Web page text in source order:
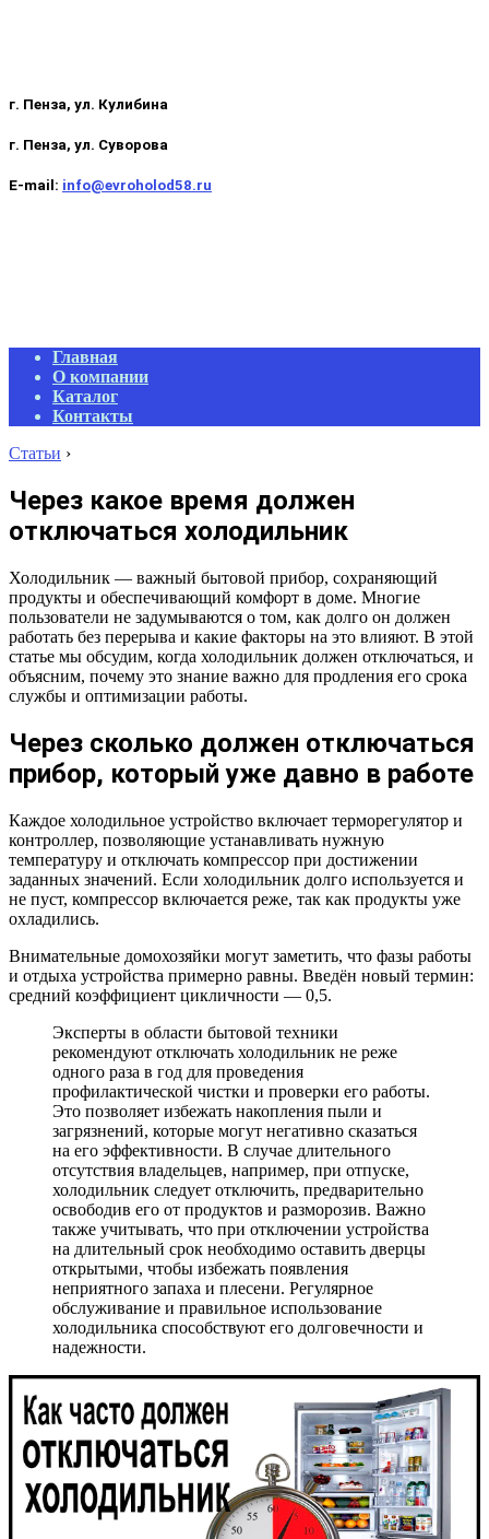
г. Пенза, ул. Кулибина
г. Пенза, ул. Суворова
E-mail: info@evroholod58.ru
Primary
Navigation
Menu
Главная
О компании
Каталог
Контакты
Статьи ›
Через какое время должен
отключаться холодильник
Холодильник — важный бытовой прибор, сохраняющий
продукты и обеспечивающий комфорт в доме. Многие
пользователи не задумываются о том, как долго он должен
работать без перерыва и какие факторы на это влияют. В этой
статье мы обсудим, когда холодильник должен отключаться, и
объясним, почему это знание важно для продления его срока
службы и оптимизации работы.
Через сколько должен отключаться
прибор, который уже давно в работе
Каждое холодильное устройство включает терморегулятор и
контроллер, позволяющие устанавливать нужную
температуру и отключать компрессор при достижении
заданных значений. Если холодильник долго используется и
не пуст, компрессор включается реже, так как продукты уже
охладились.
Внимательные домохозяйки могут заметить, что фазы работы
и отдыха устройства примерно равны. Введён новый термин:
средний коэффициент цикличности — 0,5.
Эксперты в области бытовой техники
рекомендуют отключать холодильник не реже
одного раза в год для проведения
профилактической чистки и проверки его работы.
Это позволяет избежать накопления пыли и
загрязнений, которые могут негативно сказаться
на его эффективности. В случае длительного
отсутствия владельцев, например, при отпуске,
холодильник следует отключить, предварительно
освободив его от продуктов и разморозив. Важно
также учитывать, что при отключении устройства
на длительный срок необходимо оставить дверцы
открытыми, чтобы избежать появления
неприятного запаха и плесени. Регулярное
обслуживание и правильное использование
холодильника способствуют его долговечности и
надежности.